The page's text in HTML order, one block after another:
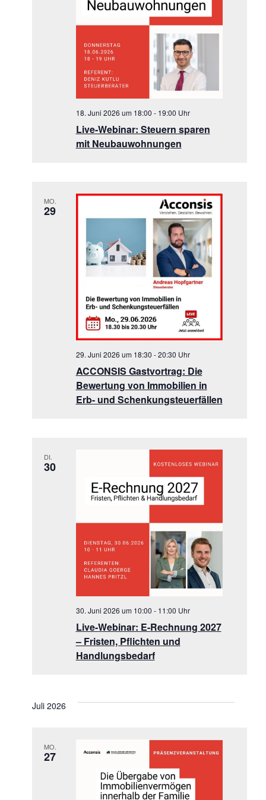
Live-Webinar: Steuern sparen
mit Neubauwohnungen
18. Juni 2026 um 18:00 - 19:00
MO.
29
ACCONSIS Gastvortrag: Die
Bewertung von Immobilien in
Erb- und Schenkungsteuerfällen
29. Juni 2026 um 18:30 -20:30
DI.
30
Live-Webinar: E-Rechnung 2027
– Fristen, Pflichten und
Handlungsbedarf
30. Juni 2026 um 10:00 - 11:00
Juli 2026
MO.
27